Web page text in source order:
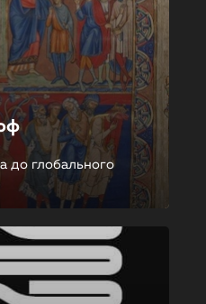
до глобального